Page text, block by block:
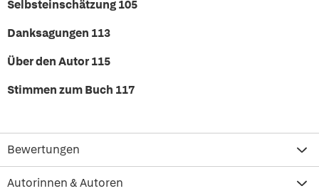
Selbsteinschätzung 105
Danksagungen 113
Über den Autor 115
Stimmen zum Buch 117
Bewertungen
Autorinnen & Autoren